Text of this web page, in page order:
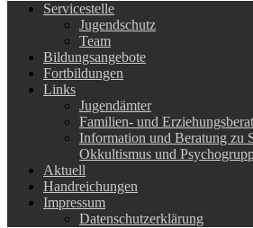
Servicestelle
Jugendschutz
Team
Bildungsangebote
Fortbildungen
Links
Jugendämter
Familien- und
Information und Beratung zu
Okkultismus und
Aktuell
Handreichungen
Impressum
Datenschutzerklärung